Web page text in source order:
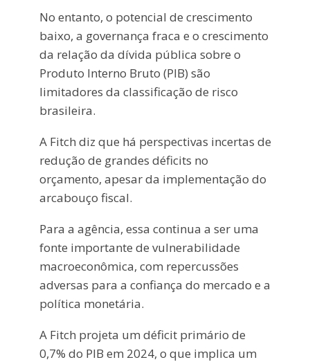
No entanto, o potencial de crescimento
baixo, a governança fraca e o crescimento
da relação da dívida pública sobre o
Produto Interno Bruto (PIB) são
limitadores da classificação de risco
brasileira.
A Fitch diz que há perspectivas incertas de
redução de grandes déficits no
orçamento, apesar da implementação do
arcabouço fiscal.
Para a agência, essa continua a ser uma
fonte importante de vulnerabilidade
macroeconômica, com repercussões
adversas para a confiança do mercado e a
política monetária.
A Fitch projeta um déficit primário de
0,7% do PIB em 2024, o que implica um